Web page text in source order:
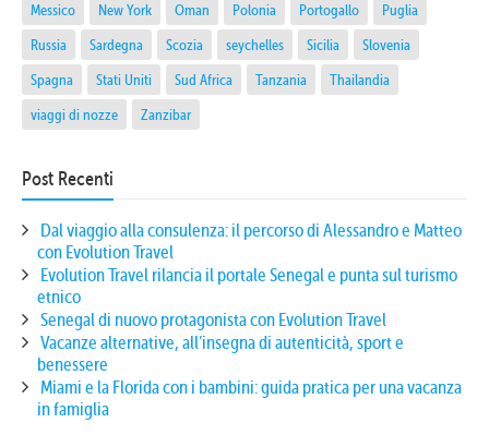
Messico
New York Oman Polonia Portogallo
Puglia
Russia
Sardegna Scozia seychelles Sicilia
Slovenia
Spagna
Stati Uniti Sud Africa Tanzania
Thailandia
viaggi di nozze
Zanzibar
Post Recenti
Dal viaggio alla consulenza: il percorso di Alessandro e Matteo
con Evolution Travel
Evolution Travel rilancia il portale Senegal e punta sul turismo
etnico
Senegal di nuovo protagonista con Evolution Travel
Vacanze alternative, all’insegna di autenticità, sport e
benessere
Miami e la Florida con i bambini: guida pratica per una vacanza
in famiglia